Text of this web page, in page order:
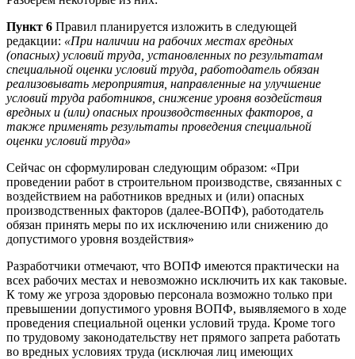
Пункт 6 Правил планируется изложить в следующей
редакции: «При наличии на рабочих местах вредных
(опасных) условий труда, установленных по результатам
специальной оценки условий труда, работодатель обязан
реализовывать мероприятия, направленные на улучшение
условий труда работников, снижение уровня воздействия
вредных и (или) опасных производственных факторов, а
также применять результаты проведения специальной
оценки условий труда»
Сейчас он сформулирован следующим образом: «При
проведении работ в строительном производстве, связанных с
воздействием на работников вредных и (или) опасных
производственных факторов (далее-ВОПФ), работодатель
обязан принять меры по их исключению или снижению до
допустимого уровня воздействия»
Разработчики отмечают, что ВОПФ имеются практически на
всех рабочих местах и невозможно исключить их как таковые.
К тому же угроза здоровью персонала возможно только при
превышении допустимого уровня ВОПФ, выявляемого в ходе
проведения специальной оценки условий труда. Кроме того
по трудовому законодательству нет прямого запрета работать
во вредных условиях труда (исключая лиц имеющих